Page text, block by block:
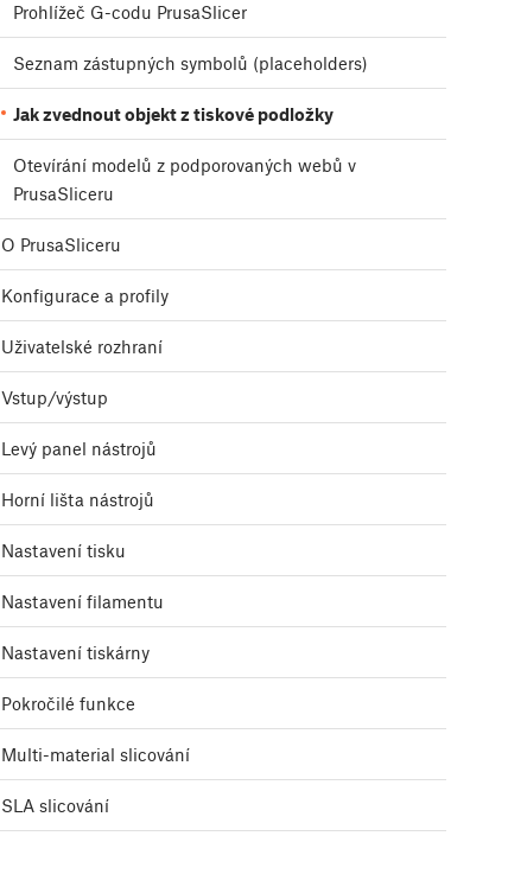
Prohlížeč G-codu PrusaSlicer
Seznam zástupných symbolů (placeholders)
Jak zvednout objekt z tiskové podložky
Otevírání modelů z podporovaných webů v
PrusaSliceru
O PrusaSliceru
Konfigurace a profily
Uživatelské rozhraní
Vstup/výstup
Levý panel nástrojů
Horní lišta nástrojů
Nastavení tisku
Nastavení filamentu
Nastavení tiskárny
Pokročilé funkce
Multi-material slicování
SLA slicování